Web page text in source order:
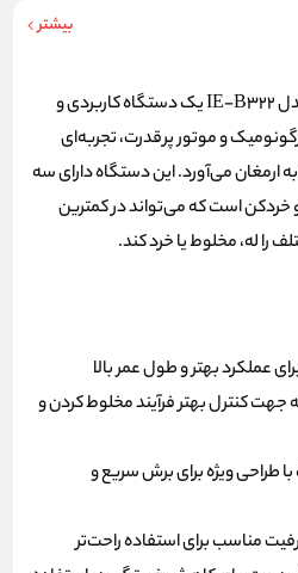
بیشتر
گوشتکوب برقی سه کاره مدل IE-B322 یک دستگاه کاربردی و
و موتور پرقدرت، تجربه‌ای
به ارمغان می‌آورد. این دستگاه دارای سه
است که می‌تواند در کمترین
را له، مخلوط یا خرد کند.
عملکرد بهتر و طول عمر بالا
کنترل بهتر فرآیند مخلوط کردن و
طراحی ویژه برای برش سریع و
مناسب برای استفاده راحت‌تر